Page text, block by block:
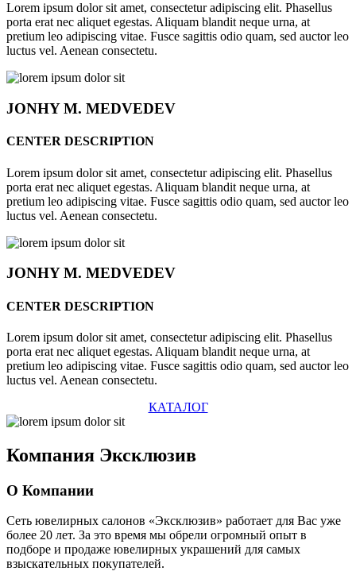
Lorem ipsum dolor sit amet, consectetur adipiscing elit. Phasellus
porta erat nec aliquet egestas. Aliquam blandit neque urna, at
pretium leo adipiscing vitae. Fusce sagittis odio quam, sed auctor leo
luctus vel. Aenean consectetu.
JONHYM. MEDVEDEV
CENTER DESCRIPTION
Lorem ipsum dolor sit amet, consectetur adipiscing elit. Phasellus
porta erat nec aliquet egestas. Aliquam blandit neque urna, at
pretium leo adipiscing vitae. Fusce sagittis odio quam, sed auctor leo
luctus vel. Aenean consectetu.
JONHYM. MEDVEDEV
CENTER DESCRIPTION
Lorem ipsum dolor sit amet, consectetur adipiscing elit. Phasellus
porta erat nec aliquet egestas. Aliquam blandit neque urna, at
pretium leo adipiscing vitae. Fusce sagittis odio quam, sed auctor leo
luctus vel. Aenean consectetu.
КАТАЛОГ
Компания Эксклюзив
О Компании
Сеть ювелирных салонов «Эксклюзив» работает для Вас уже
более 20 лет. За это время мы обрели огромный опыт в
подборе и продаже ювелирных украшений для самых
взыскательных покупателей.